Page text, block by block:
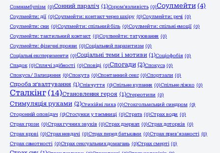
Сомнамбулізм (0)Сонний параліч (1)Сором'язливість (0)Соулмейти (4)
Соулмейти: дії (0)Соулмейти: контакт через шкіру (0)Соулмейти: речі (0)
Соулмейти: сни (0)Соулмейти: спільний біль (0)Соулмейти: спільні емоції (0)
Соулмейти: тактильний контакт (0)Соулмейти: татуювання (0)
Соулмейти: фізичні прояви (0)Соціальний паразитизм (0)
Соціальні експерименти (0)Соціальні теми і мотиви (1)Соціофобія (0)
Спадок (0)Сплячі здібності (0)Сповіді (0)Спогади (2)Спокуса (0)
Спокуса / Залицяння (0)Спокута (0)Спонтанний секс (0)Спортзали (0)
Спроба зґвалтування (1)Співчуття (0)Спільне купання (0)Спільне ліжко (0)
Сталкінг (14)Становлення героя (1)Стереотипи (0)
Стимуляція руками (2)Стихійні лиха (0)Стокгольмський синдром (0)
Сторонній оповідач (0)Стосунки у таємниці (0)Страта (0)Страх води (0)
Страх грози (0)Страх гучних звуків (0)Страх дзеркал (0)Страх доторків (0)
Страх крові (0)Страх невдачі (0)Страх перед батьками (0)Страх прив’язаності (0)
Страх самотності (0)Страх сексуальних домагань (0)Страх смерті (0)